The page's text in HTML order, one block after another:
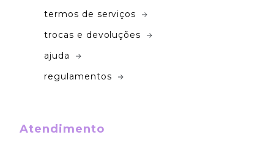
termos de serviços
trocas e devoluções
ajuda
regulamentos
Atendimento